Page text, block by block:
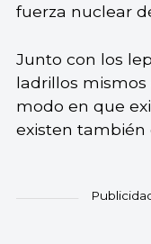
fuerza nuclear
Junto con los
ladrillos
modo en que
existen también